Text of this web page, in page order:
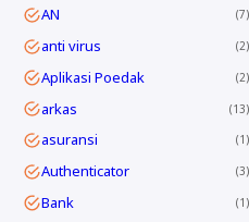
AN 7
anti virus 2
Aplikasi Poedak 2
arkas 13
asuransi 1
Authenticator 3
Bank 1